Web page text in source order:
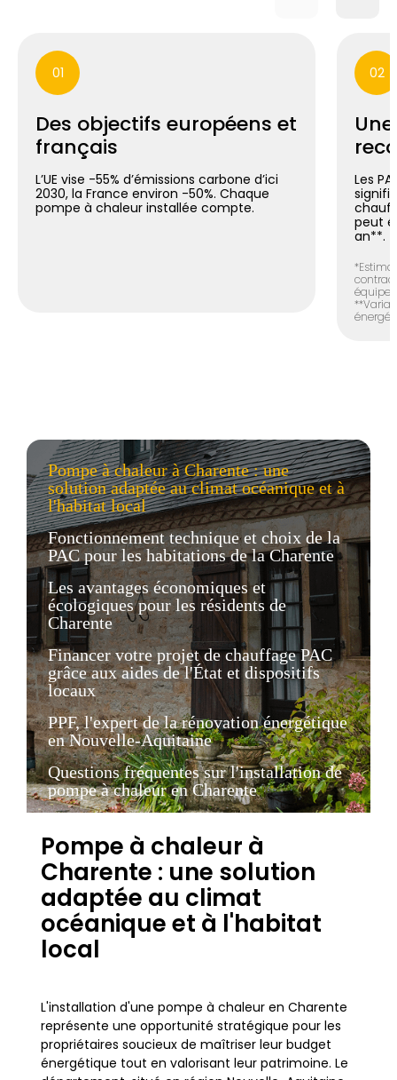
01
Des objectifs européens et
français
L’UE vise -55% d’émissions carbone d’ici
2030, la France environ -50%. Chaque
pompe à chaleur installée compte.
02
Les
peut
an**.
Pompe à chaleur à Charente : une
solution adaptée au climat océanique et à
l'habitat local
Fonctionnement technique et choix de la
PAC pour les habitations de la Charente
Les avantages économiques et
écologiques pour les résidents de
Charente
Financer votre projet de chauffage PAC
grâce aux aides de l'État et dispositifs
locaux
PPF, l'expert de la rénovation énergétique
en Nouvelle-Aquitaine
Questions fréquentes sur l'installation de
pompe à chaleur en Charente
Pompe à chaleur à
Charente : une solution
adaptée au climat
océanique et à l'habitat
local
L'installation d'une pompe à chaleur en Charente
représente une opportunité stratégique pour les
propriétaires soucieux de maîtriser leur budget
énergétique tout en valorisant leur patrimoine. Le